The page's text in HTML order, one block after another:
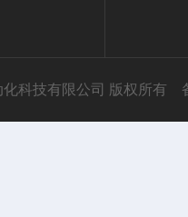
化科技有限公司 版权所有